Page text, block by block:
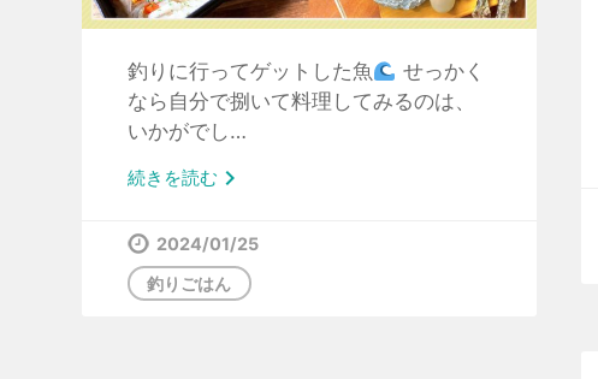
釣りに行ってゲットした魚
せっかく
なら自分で捌いて料理してみるのは、
いかがでし…
続きを読む
2024/01/25
釣りごはん